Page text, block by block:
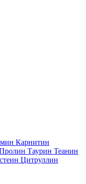
Карнитин
Таурин Теанин
Цитруллин